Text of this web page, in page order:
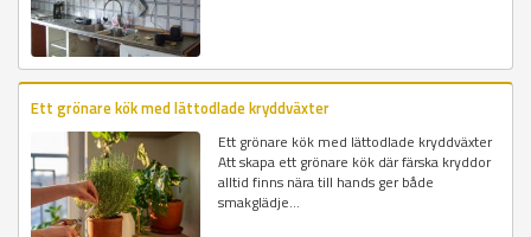
Ett grönare kök med lättodlade kryddväxter
Ett grönare kök med lättodlade kryddväxter
Att skapa ett grönare kök där färska kryddor
alltid finns nära till hands ger både
smakglädje...